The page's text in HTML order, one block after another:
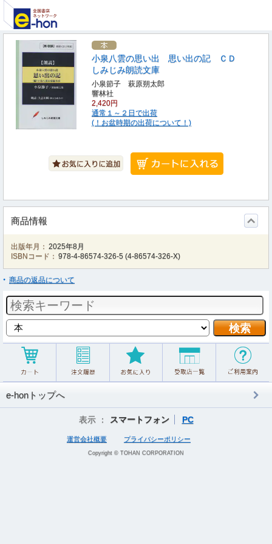
小泉八雲の思い出 思い出の記 ＣＤ
しみじみ朗読文庫
小泉節子 萩原朔太郎
響林社
2,420円
通常１～２日で出荷
(！お盆時期の出荷について！)
商品情報
出版年月： 2025年8月
ISBNコード： 978-4-86574-326-5 (4-86574-326-X)
商品の返品について
e-honトップへ
表示 ： スマートフォン PC
運営会社概要 プライバシーポリシー
Copyright © TOHAN CORPORATION